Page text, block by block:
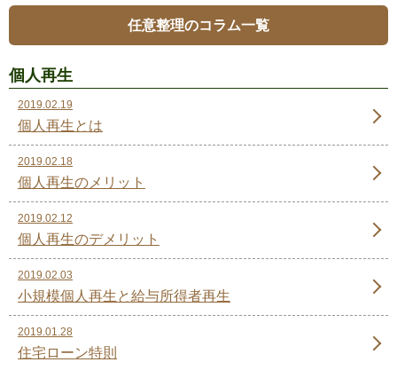
任意整理のコラム一覧
個人再生
2019.02.19
個人再生とは
2019.02.18
個人再生のメリット
2019.02.12
個人再生のデメリット
2019.02.03
小規模個人再生と給与所得者再生
2019.01.28
住宅ローン特則